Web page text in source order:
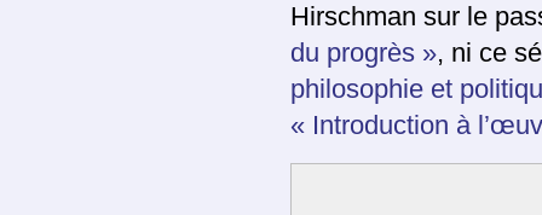
Hirschman sur le
du progrès », ni ce
philosophie et
« Introduction à